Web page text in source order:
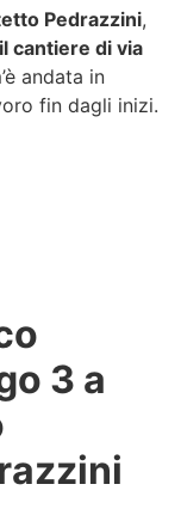
Pedrazzini,
cantiere di via
andata in
fin dagli inizi.
3 a